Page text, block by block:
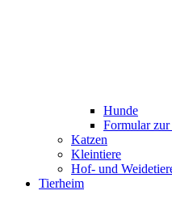
Hunde
Formular
Katzen
Kleintiere
Hof- und
Tierheim